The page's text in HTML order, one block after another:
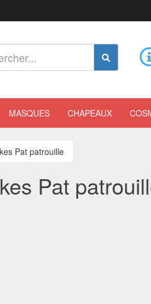
MASQUES CHAPEAUX
Pat patrouille
Pat